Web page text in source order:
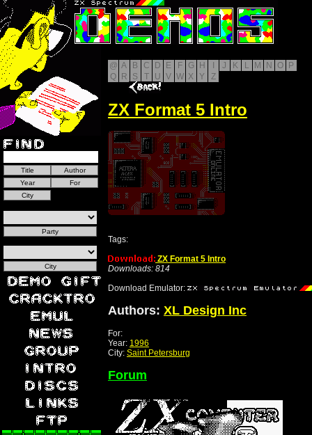
@ A B C D E F G H J K L M N O
P
Q
R S T U V W X Y Z
ZX Format 5 Intro
Tags:
ZX Format 5 Intro
Downloads: 814
Download Emulator:
Authors: XL Design Inc
For:
Year: 1996
City: Saint Petersburg
Forum